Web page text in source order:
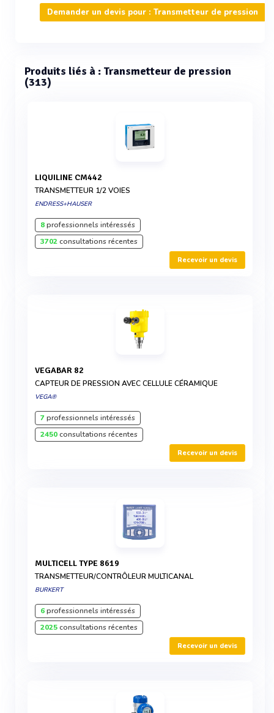
Demander un devis pour : Transmetteur de pression
Produits liés à : Transmetteur de pression
(313)
LIQUILINE CM442
TRANSMETTEUR 1/2 VOIES
ENDRESS+HAUSER
8professionnels intéressés
3702consultations récentes
Recevoir un devis
VEGABAR 82
CAPTEUR DE PRESSION AVEC CELLULE CÉRAMIQUE
VEGA®
7professionnels intéressés
2450consultations récentes
Recevoir un devis
MULTICELL TYPE 8619
TRANSMETTEUR/CONTRÔLEUR MULTICANAL
BURKERT
6professionnels intéressés
2025consultations récentes
Recevoir un devis